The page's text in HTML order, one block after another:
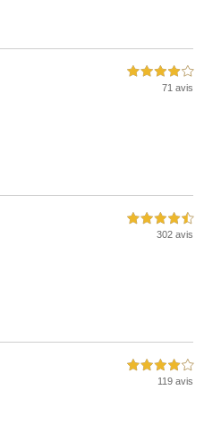
4,0 étoiles sur 5
71 avis
4,5 étoiles sur 5
302 avis
4,0 étoiles sur 5
119 avis